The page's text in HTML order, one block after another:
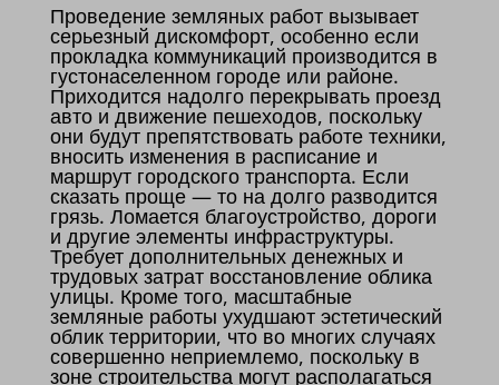
Проведение земляных работ вызывает
серьезный дискомфорт, особенно если
прокладка коммуникаций производится в
густонаселенном городе или районе.
Приходится надолго перекрывать проезд
авто и движение пешеходов, поскольку
они будут препятствовать работе техники,
вносить изменения в расписание и
маршрут городского транспорта. Если
сказать проще — то на долго разводится
грязь. Ломается благоустройство, дороги
и другие элементы инфраструктуры.
Требует дополнительных денежных и
трудовых затрат восстановление облика
улицы. Кроме того, масштабные
земляные работы ухудшают эстетический
облик территории, что во многих случаях
совершенно неприемлемо, поскольку в
зоне строительства могут располагаться